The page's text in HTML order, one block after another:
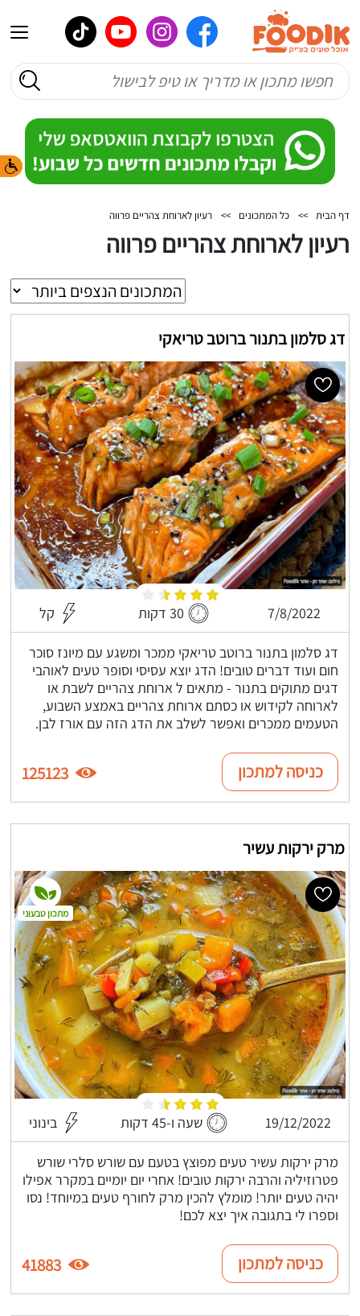
דף הבית >> כל המתכונים >> רעיון לארוחת צהריים פרווה
רעיון לארוחת צהריים פרווה
דג סלמון בתנור ברוטב טריאקי
7/8/2022 30 דקות קל
דג סלמון בתנור ברוטב טריאקי ממכר ומשגע עם מיונז סוכר
חום ועוד דברים טובים! הדג יוצא עסיסי וסופר טעים לאוהבי
דגים מתוקים בתנור - מתאים ל ארוחת צהריים לשבת או
לארוחה לקידוש או כסתם ארוחת צהריים באמצע השבוע,
הטעמים ממכרים ואפשר לשלב את הדג הזה עם אורז לבן.
כניסה למתכון 125123
מרק ירקות עשיר
19/12/2022 שעה ו-45 דקות בינוני
מרק ירקות עשיר טעים מפוצץ בטעם עם שורש סלרי שורש
פטרוזיליה והרבה ירקות טובים! אחרי יום יומיים במקרר אפילו
יהיה טעים יותר! מומלץ להכין מרק לחורף טעים במיוחד! נסו
וספרו לי בתגובה איך יצא לכם!
מתכון טבעוני
כניסה למתכון 41883